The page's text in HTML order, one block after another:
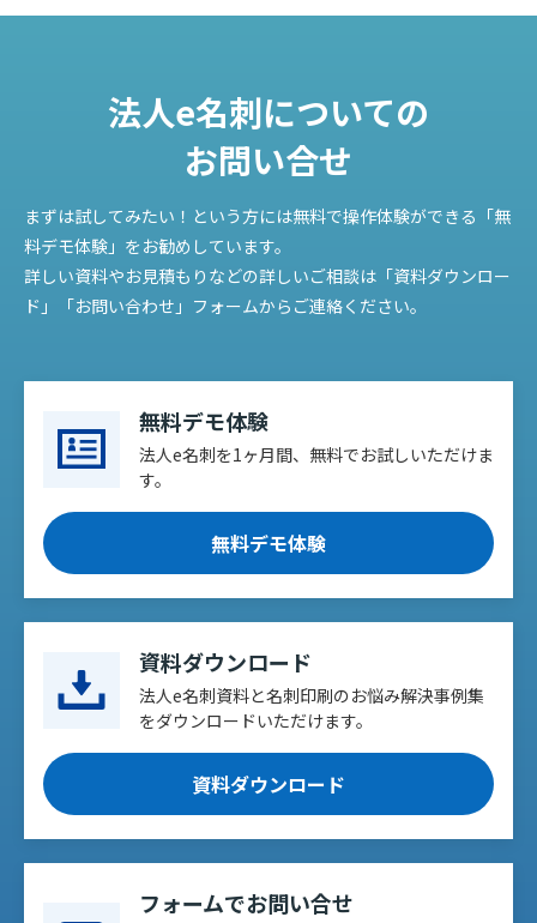
法人e名刺についての
お問い合せ
まずは試してみたい！という方には無料で操作体験ができる「無
料デモ体験」をお勧めしています。
詳しい資料やお見積もりなどの詳しいご相談は「資料ダウンロー
ド」「お問い合わせ」フォームからご連絡ください。
無料デモ体験
法人e名刺を1ヶ月間、無料でお試しいただけま
す。
無料デモ体験
資料ダウンロード
法人e名刺資料と名刺印刷のお悩み解決事例集
をダウンロードいただけます。
資料ダウンロード
フォームでお問い合せ